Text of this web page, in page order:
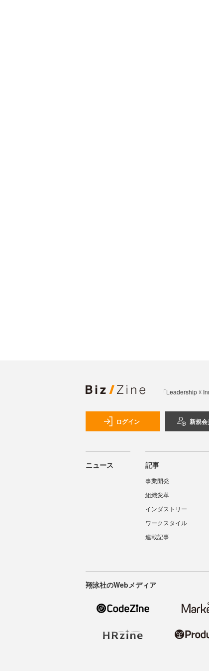
「Leadership ☓
ログイン 新規
ニュース 記事
事業開発
組織変革
インダストリー
ワークスタイル
連載記事
翔泳社のWebメディア